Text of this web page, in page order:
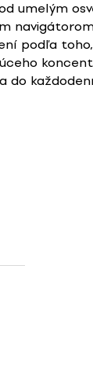
umelým
podľa
do